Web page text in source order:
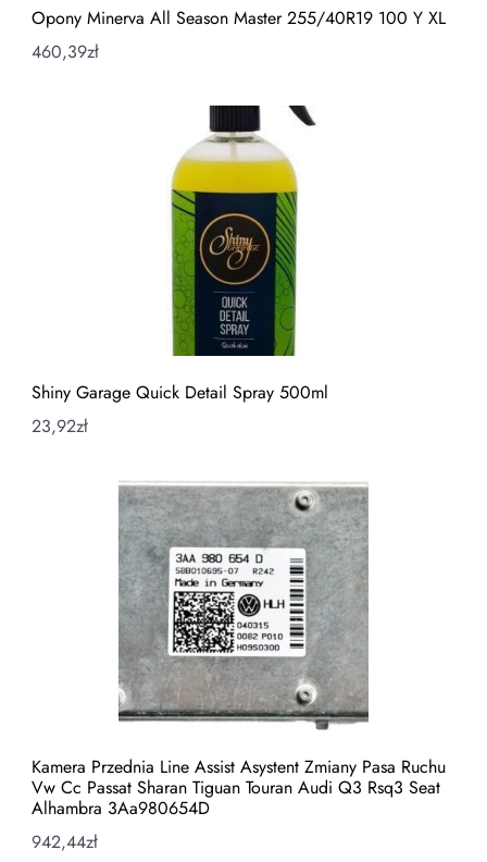
Opony Minerva All Season Master 255/40R19 100 Y XL
460,39zł
Shiny Garage Quick Detail Spray 500ml
23,92zł
Kamera Przednia Line Assist Asystent Zmiany Pasa Ruchu
Vw Cc Passat Sharan Tiguan Touran Audi Q3 Rsq3 Seat
Alhambra 3Aa980654D
942,44zł